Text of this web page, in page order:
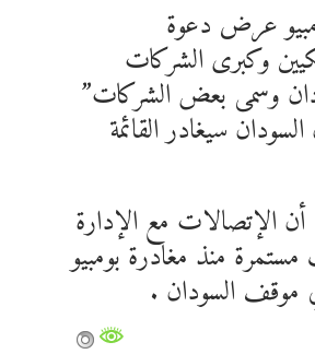
عرض دعوة
وكبرى الشركات
وسمى بعض الشركات”
سيغادر القائمة
أن الإتصالات مع الإدارة
منذ مغادرة بومبيو
موقف السودان .